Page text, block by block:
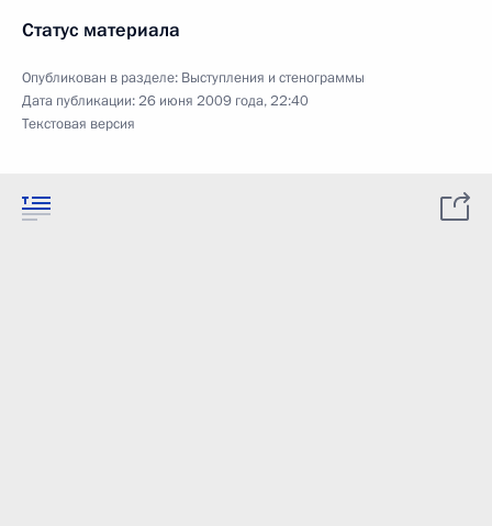
Статус материала
Опубликован в разделе: Выступления и стенограммы
Дата публикации:26 июня 2009 года, 22:40
Текстовая версия